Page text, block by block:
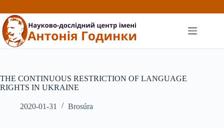
до
вмісту
THE CONTINUOUS RESTRICTION OF LANGUAGE
RIGHTS IN UKRAINE
2020-01-31 Brosúra